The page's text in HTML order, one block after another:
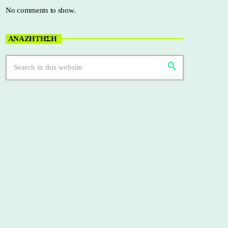
No comments to show.
ΑΝΑΖΗΤΗΣΗ
search